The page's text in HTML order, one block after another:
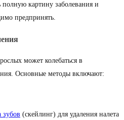
картину заболевания и
предпринять.
может колебаться в
Основные методы включают:
зубов (скейлинг) для удаления налета